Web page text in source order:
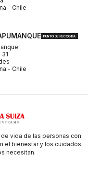
- Chile
PUNTO DE RECOGIDA
- Chile
vida de las personas con
el bienestar y los cuidados
necesitan.